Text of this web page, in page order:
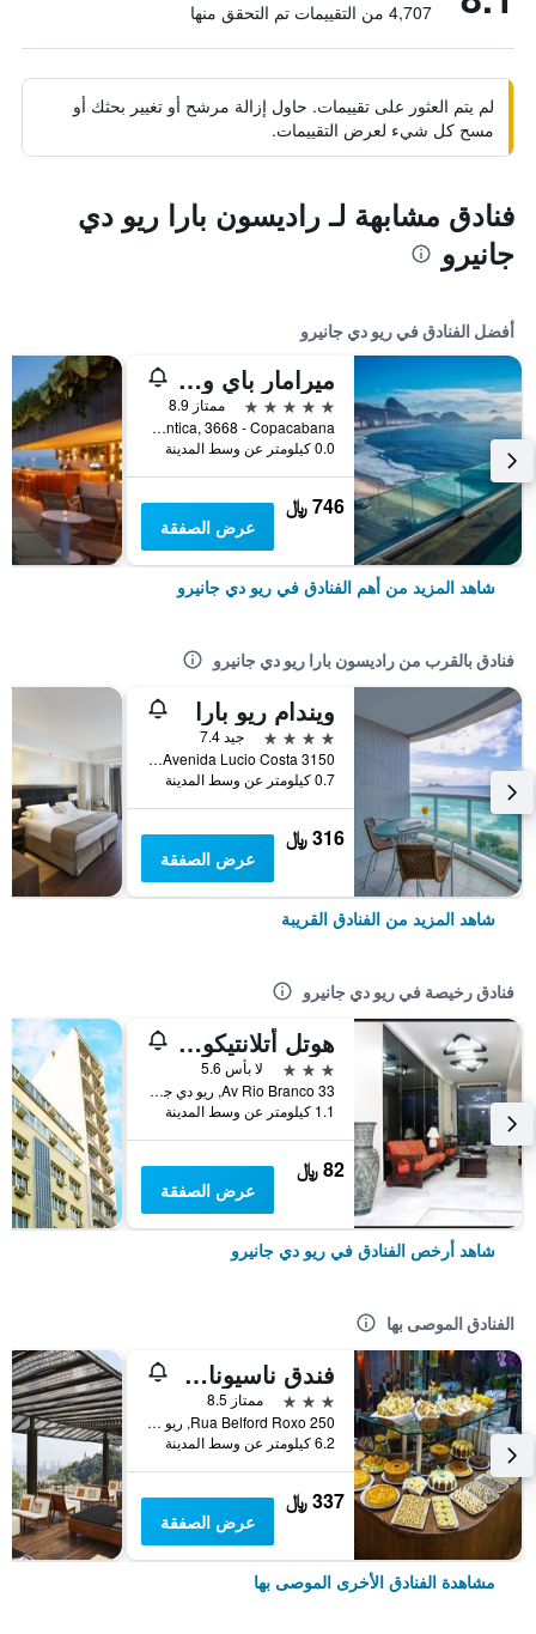
4,707 من التقييمات تم التحقق منها
لم يتم العثور على تقييمات. حاول إزالة مرشح أو تغيير بحثك أو
مسح كل شيء لعرض التقييمات.
فنادق مشابهة لـ راديسون بارا ريو دي
جانيرو
أفضل الفنادق في ريو دي جانيرو
ميرامار باي ويندسور كوباكابانا
5 نجوم
ممتاز 8.9
Avenida Atlantica, 3668 - Copacabana, ريو دي جانيرو, البرازيل
0.0 كيلومتر عن وسط المدينة
746 ﷼
عرض الصفقة
شاهد المزيد من أهم الفنادق في ريو دي جانيرو
فنادق بالقرب من راديسون بارا ريو دي جانيرو
ويندام ريو بارا
4 نجوم
جيد 7.4
Avenida Lucio Costa 3150, ريو دي جانيرو, البرازيل
0.7 كيلومتر عن وسط المدينة
316 ﷼
عرض الصفقة
شاهد المزيد من الفنادق القريبة
فنادق رخيصة في ريو دي جانيرو
هوتل أتلانتيكو أفينيدا
3 نجوم
لا بأس 5.6
Av Rio Branco 33, ريو دي جانيرو, البرازيل
1.1 كيلومتر عن وسط المدينة
82 ﷼
عرض الصفقة
شاهد أرخص الفنادق في ريو دي جانيرو
الفنادق الموصى بها
فندق ناسيونال إن ريو كوباكابانا
3 نجوم
ممتاز 8.5
Rua Belford Roxo 250, ريو دي جانيرو, البرازيل
6.2 كيلومتر عن وسط المدينة
337 ﷼
عرض الصفقة
مشاهدة الفنادق الأخرى الموصى بها